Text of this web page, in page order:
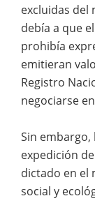
excluidas del
debía a que
prohibía
emitieran
Registro
negociarse
Sin
expedición
dictado en el
social y